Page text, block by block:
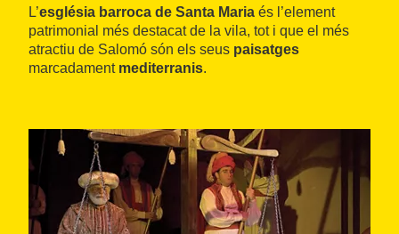
L’església barroca de Santa Maria és l’element
patrimonial més destacat de la vila, tot i que el més
atractiu de Salomó són els seus paisatges
marcadament mediterranis.